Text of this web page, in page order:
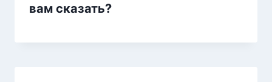
вам сказать?